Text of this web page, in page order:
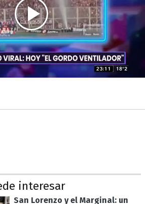
interesar
San Lorenzo y el Marginal: un